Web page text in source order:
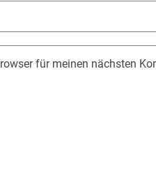
für meinen nächsten